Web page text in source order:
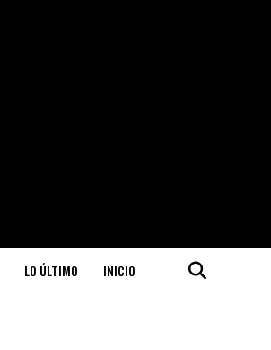
LO ÚLTIMO INICIO